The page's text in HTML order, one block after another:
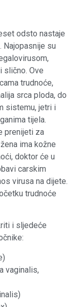
odsto nastaje
Najopasnije su
slično. Ove
trudnoće,
srca ploda, do
sistemu, jetri i
tijela.
prenijeti za
ima kožne
doktor će u
carskim
virusa na dijete.
trudnoće
i sljedeće
vaginalis,